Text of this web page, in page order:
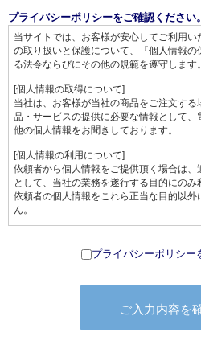
プライバシーポリシーをご確認ください。
プライバシーポリシー